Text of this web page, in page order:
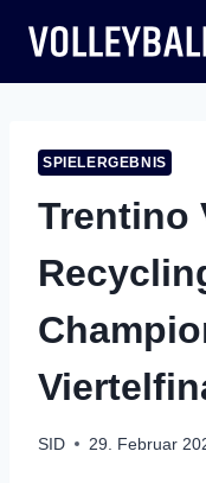
Inhalt
springen
SPIELERGEBNIS
Trentino
SID 29. Februar